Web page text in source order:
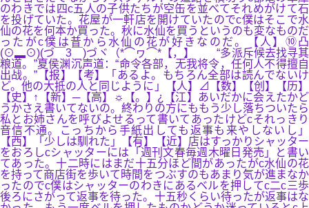
のわきでは四c五人の子供たちが空缶を並べてそれめがけて石
を投げていた。花屋が一軒店を開けていたのでc僕はそこで水
仙の花を何本か買った。秋に水仙を買うというのも変なものだ
ったがc僕は昔から水仙の花が好きなのだ。【人】⑩凸
(⊙▂⊙)(づ￣3￣)づヾ（*⌒ヮ⌒*【，】 “多派斥候去找寻其
粮道。”夏侯渊沉声道：“命令各部，无我将令，任何人不得擅自
出战。”【报】【考】「あるよ。もちろん全部は読んでないけ
ど。他の大抵の人と同じように」【人】⊿【数】【创】【历】
【史】↑【新】─【高】☼【。】¿【江】あいだかに会えたかど
うかさえ書いてないの。終わりの方にももう少し落ちついたら
私とお姉さんを呼びよせるって書いてあったけどcそれっきり
音信不通。こっちから手紙出しても返事も来やしないし」
【西】「少しは馴れた」【有】【近】店はすっかりシャッター
をおろしcシャッターには「週刊文春毎週木曜日発売」と書い
てあった。十二時にはまだ十五分ほど間があったがc水仙の花
を持って商店街を歩いて時間をつぶすのもあまり気が進まなか
ったのでc僕はシャッターのわきにあるベルを押してc二c三歩
後ろにさがって返事を待った。十五秒くらい待ったが返事はな